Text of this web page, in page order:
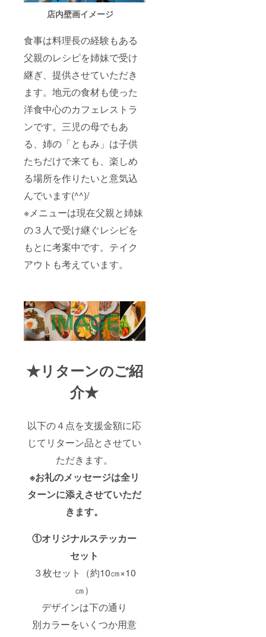
店内壁画イメージ
食事は料理長の経験もある
父親のレシピを姉妹で受け
継ぎ、提供させていただき
ます。地元の食材も使った
洋食中心のカフェレストラ
ンです。三児の母でもあ
る、姉の「ともみ」は子供
たちだけで来ても、楽しめ
る場所を作りたいと意気込
んでいます(^^)/
※メニューは現在父親と姉妹
の３人で受け継ぐレシピを
もとに考案中です。テイク
アウトも考えています。
★リターンのご紹
介★
以下の４点を支援金額に応
じてリターン品とさせてい
ただきます。
※お礼のメッセージは全リ
ターンに添えさせていただ
きます。
①オリジナルステッカー
セット
３枚セット（約10㎝×10
㎝）
デザインは下の通り
別カラーをいくつか用意